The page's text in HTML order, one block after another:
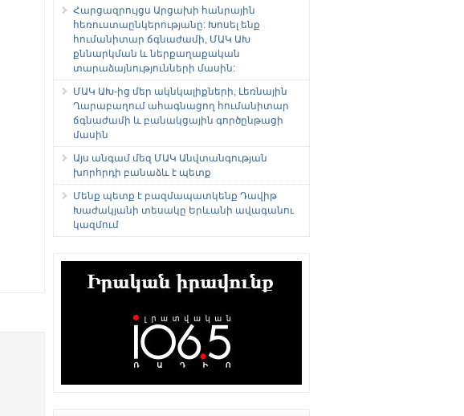
Հարցազրույցս Արցախի հանրային
հեռուստաընկերությանը: Խոսել ենք
հումանիտար ճգնաժամի, ՄԱԿ ԱԽ
քննարկման և ներքաղաքական
տարաձայնությունների մասին:
ՄԱԿ ԱԽ-ից մեր ակնկալիքների, Լեռնային
Ղարաբաղում ահագնացող հումանիտար
ճգնաժամի և բանակցային գործընթացի
մասին
Այս անգամ մեզ ՄԱԿ Անվտանգության
խորհրդի բանաձև է պետք
Մենք պետք է բազմապատկենք Դավիթ
Խաժակյանի տեսակը Երևանի ավագանու
կազմում